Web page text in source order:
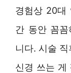
경험상 20대
간 동안 꼼
니다. 시술
신경 쓰는 게